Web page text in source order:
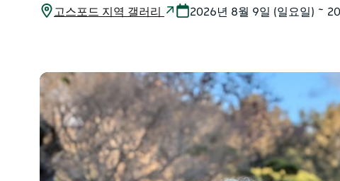
고스포드 지역 갤러리 2026년 8월 9일 (일요일) ~